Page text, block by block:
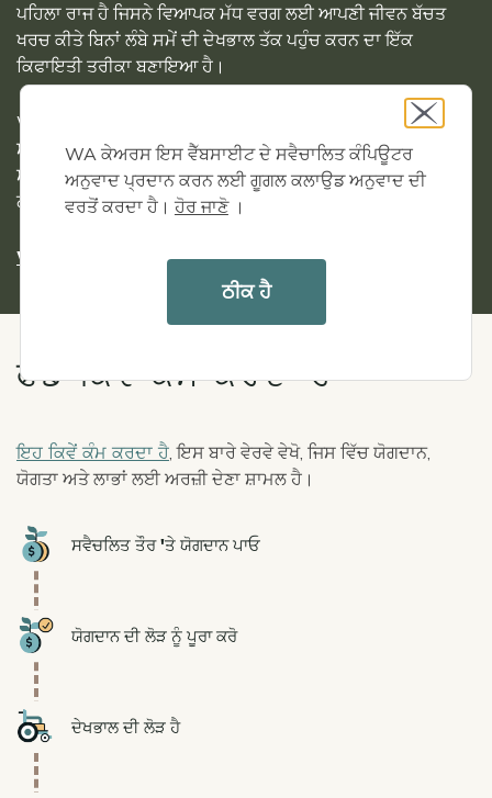
ਪਹਿਲਾ ਰਾਜ ਹੈ ਜਿਸਨੇ ਵਿਆਪਕ ਮੱਧ ਵਰਗ ਲਈ ਆਪਣੀ ਜੀਵਨ ਬੱਚਤ
ਖਰਚ ਕੀਤੇ ਬਿਨਾਂ ਲੰਬੇ ਸਮੇਂ ਦੀ ਦੇਖਭਾਲ ਤੱਕ ਪਹੁੰਚ ਕਰਨ ਦਾ ਇੱਕ
ਕਿਫਾਇਤੀ ਤਰੀਕਾ ਬਣਾਇਆ ਹੈ।
WA ਕੇਅਰਜ਼ ਫੰਡ ਦਾ ਪ੍ਰਬੰਧਨ ਵਾਸ਼ਿੰਗਟਨ ਸਟੇਟ ਡਿਪਾਰਟਮੈਂਟ ਆਫ਼
ਸੋਸ਼ਲ ਐਂਡ ਹੈਲਥ ਸਰਵਿਸਿਜ਼ ਦੁਆਰਾ ਕੀਤਾ ਜਾਂਦਾ ਹੈ, ਜੋ ਕਿ ਵਾਸ਼ਿੰਗਟਨ
ਸਟੇਟ ਹੈਲਥ ਕੇਅਰ ਅਥਾਰਟੀ ਅਤੇ ਰੁਜ਼ਗਾਰ ਸੁਰੱਖਿਆ ਵਿਭਾਗ ਦੇ ਸਹਿਯੋਗ
ਨਾਲ ਹੈ।
WA ਕੇਅਰਜ਼ ਫੰਡ ਦੇ ਇਤਿਹਾਸ ਅਤੇ ਢਾਂਚੇ ਬਾਰੇ ਹੋਰ ਜਾਣੋ।
ਫੰਡ ਕਿਵੇਂ ਕੰਮ ਕਰਦਾ ਹੈ
ਇਹ ਕਿਵੇਂ ਕੰਮ ਕਰਦਾ ਹੈ , ਇਸ ਬਾਰੇ ਵੇਰਵੇ ਵੇਖੋ, ਜਿਸ ਵਿੱਚ ਯੋਗਦਾਨ,
ਯੋਗਤਾ ਅਤੇ ਲਾਭਾਂ ਲਈ ਅਰਜ਼ੀ ਦੇਣਾ ਸ਼ਾਮਲ ਹੈ।
Icon ਸਵੈਚਲਿਤ ਤੌਰ 'ਤੇ ਯੋਗਦਾਨ ਪਾਓ
Icon ਯੋਗਦਾਨ ਦੀ ਲੋੜ ਨੂੰ ਪੂਰਾ ਕਰੋ
Icon ਦੇਖਭਾਲ ਦੀ ਲੋੜ ਹੈ
WA ਕੇਅਰਸ ਇਸ ਵੈੱਬਸਾਈਟ ਦੇ ਸਵੈਚਾਲਿਤ ਕੰਪਿਊਟਰ
ਅਨੁਵਾਦ ਪ੍ਰਦਾਨ ਕਰਨ ਲਈ ਗੂਗਲ ਕਲਾਉਡ ਅਨੁਵਾਦ ਦੀ
ਵਰਤੋਂ ਕਰਦਾ ਹੈ। ਹੋਰ ਜਾਣੋ।
ਠੀਕ ਹੈ